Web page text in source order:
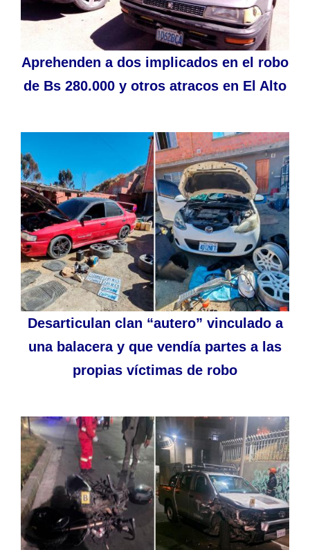
Aprehenden a dos implicados en el robo
de Bs 280.000 y otros atracos en El Alto
Desarticulan clan “autero” vinculado a
una balacera y que vendía partes a las
propias víctimas de robo